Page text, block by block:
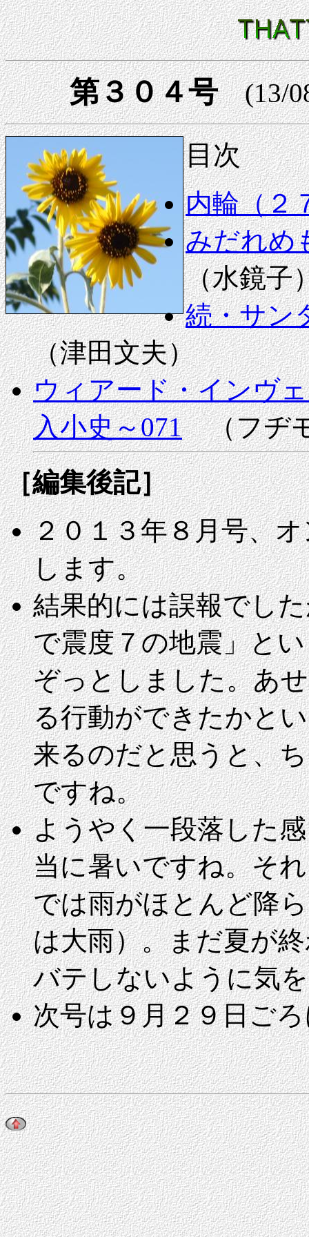
第３０４号(13/
目次
内輪（２
みだれめ
（水鏡子
続・サン
（津田文夫）
ウィアード・インヴ
入小史～071（フヂ
［編集後記］
２０１３年８月号、
します。
結果的には誤報でし
で震度７の地震」と
ぞっとしました。あ
る行動ができたかと
来るのだと思うと、
ですね。
ようやく一段落した
当に暑いですね。そ
では雨がほとんど降
は大雨）。まだ夏が
バテしないように気
次号は９月２９日ご